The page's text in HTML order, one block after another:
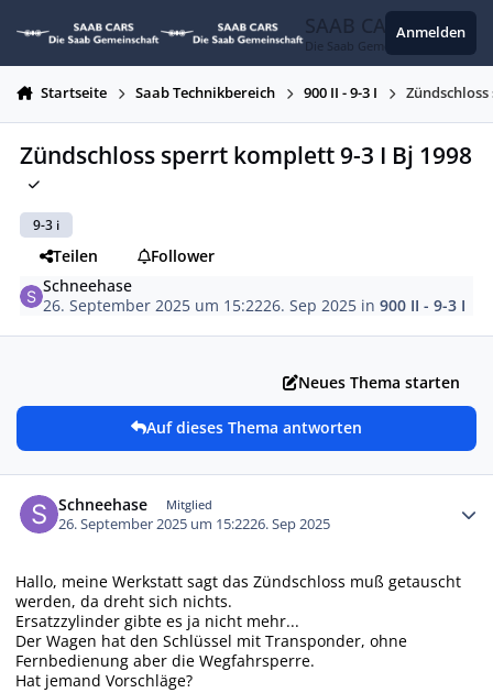
SAAB CARS
Die Saab Gemeinschaft
Anmelden
Startseite Saab Technikbereich 900 II - 9-3 I
Zündschloss sperrt komplett 9-3 I Bj 1998
9-3 i
Teilen
Follower
Schneehase
26. September 2025 um 15:2226. Sep 2025 in900 II - 9-3 I
Neues Thema starten
Auf dieses Thema antworten
Schneehase Mitglied
26. September 2025 um 15:2226. Sep 2025
Hallo, meine Werkstatt sagt das Zündschloss muß getauscht
werden, da dreht sich nichts.
Ersatzzylinder gibte es ja nicht mehr...
Der Wagen hat den Schlüssel mit Transponder, ohne
Fernbedienung aber die Wegfahrsperre.
Hat jemand Vorschläge?